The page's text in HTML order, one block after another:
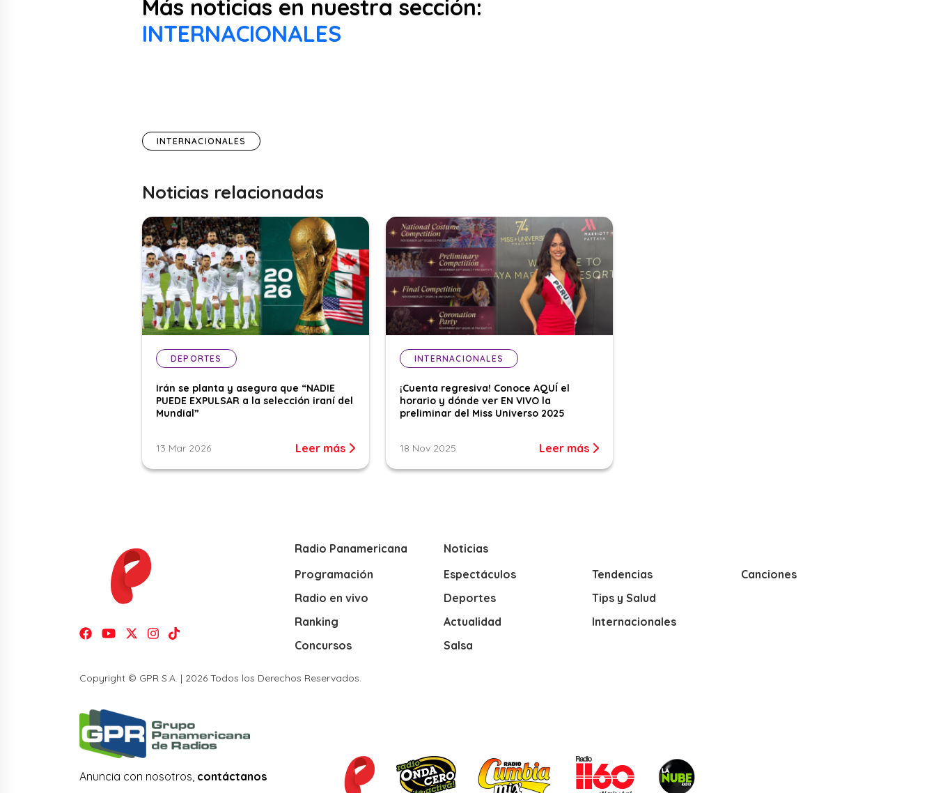
Más noticias en nuestra sección:
INTERNACIONALES
INTERNACIONALES
Noticias relacionadas
DEPORTES
Irán se planta y asegura que “NADIE
PUEDE EXPULSAR a la selección iraní del
Mundial”
13 Mar 2026 Leer más
INTERNACIONALES
¡Cuenta regresiva! Conoce AQUÍ el
horario y dónde ver EN VIVO la
preliminar del Miss Universo 2025
18 Nov 2025 Leer más
Radio Panamericana
Programación
Radio en vivo
Ranking
Concursos
Noticias
Espectáculos
Deportes
Actualidad
Salsa
Tendencias
Tips y Salud
Internacionales
Canciones
Copyright © GPR S.A. | 2026 Todos los Derechos Reservados.
Anuncia con nosotros, contáctanos